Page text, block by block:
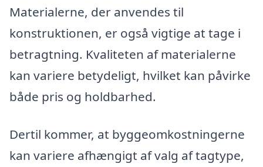
Materialerne, der anvendes til
konstruktionen, er også vigtige at tage i
betragtning. Kvaliteten af materialerne
kan variere betydeligt, hvilket kan påvirke
både pris og holdbarhed.
Dertil kommer, at byggeomkostningerne
kan variere afhængigt af valg af tagtype,